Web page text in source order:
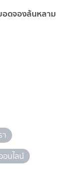
อดจองล้นหลาม
อนไลน์